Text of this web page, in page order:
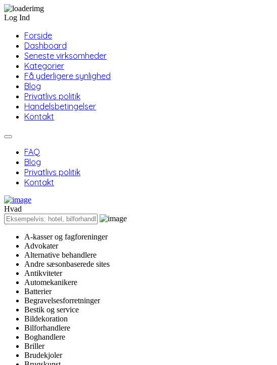
Log Ind
Forside
Dashboard
Seneste virksomheder
Kategorier
Få yderligere synlighed
Blog
Privatlivs politik
Handelsbetingelser
Kontakt
FAQ
Blog
Privatlivs politik
Kontakt
Hvad
A-kasser og fagforeninger
Advokater
Alternative behandlere
Andre sæsonbaserede sites
Antikviteter
Automekanikere
Batterier
Begravelsesforretninger
Bestik og service
Bildekoration
Bilforhandlere
Boghandlere
Briller
Brudekjoler